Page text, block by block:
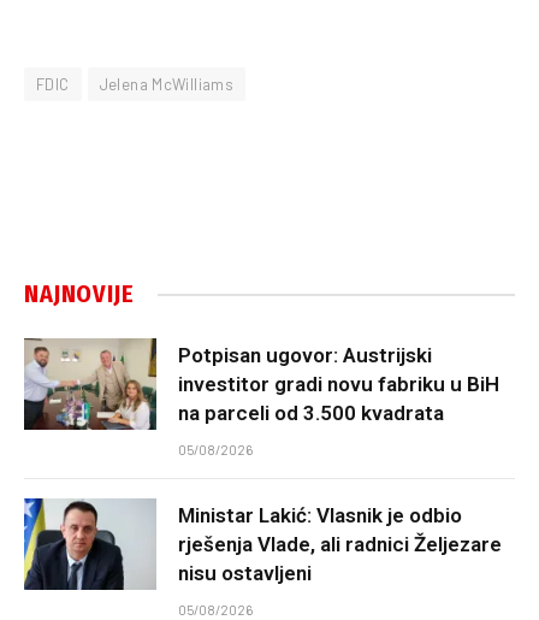
FDIC Jelena McWilliams
NAJNOVIJE
Potpisan ugovor: Austrijski
investitor gradi novu fabriku u BiH
na parceli od 3.500 kvadrata
05/08/2026
Ministar Lakić: Vlasnik je odbio
rješenja Vlade, ali radnici Željezare
nisu ostavljeni
05/08/2026